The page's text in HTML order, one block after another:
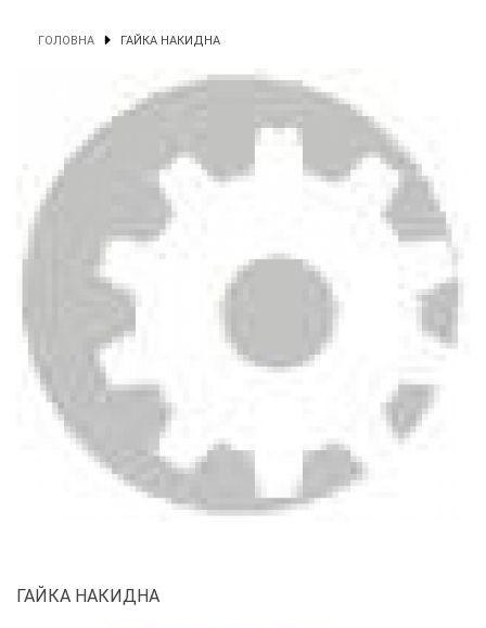
ГОЛОВНА ГАЙКА НАКИДНА
ГАЙКА НАКИДНА